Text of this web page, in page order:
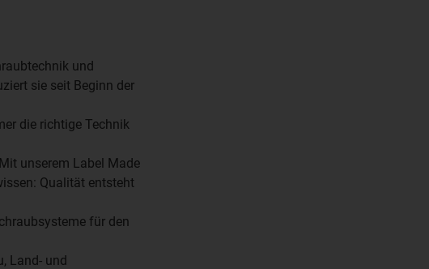
und
sie seit Beginn der
die richtige Technik
unserem Label Made
Qualität entsteht
für den
Land- und